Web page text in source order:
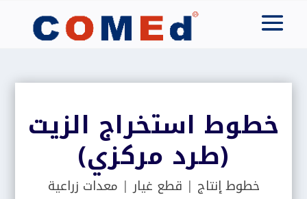
خطوط استخراج الزيت
(طرد مركزي)
خطوط إنتاج | قطع غيار| معدات زراعية